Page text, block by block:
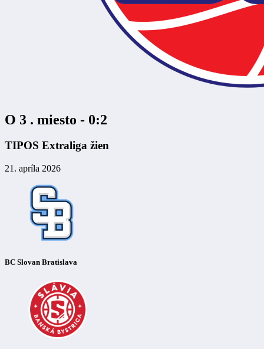
O 3 . miesto - 0:2
TIPOS Extraliga žien
21. apríla 2026
BC Slovan Bratislava